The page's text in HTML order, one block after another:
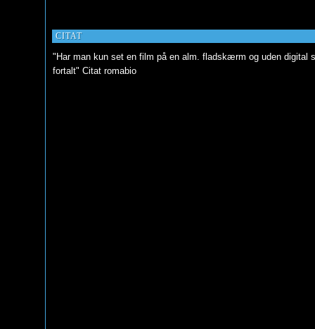
CITAT
"Har man kun set en film på en alm. fladskærm og uden digital
fortalt" Citat romabio